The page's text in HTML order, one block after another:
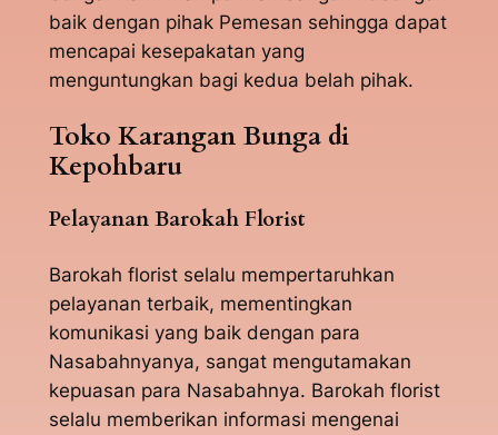
baik dengan pihak Pemesan sehingga dapat
mencapai kesepakatan yang
menguntungkan bagi kedua belah pihak.
Toko Karangan Bunga di
Kepohbaru
Pelayanan Barokah Florist
Barokah florist selalu mempertaruhkan
pelayanan terbaik, mementingkan
komunikasi yang baik dengan para
Nasabahnyanya, sangat mengutamakan
kepuasan para Nasabahnya. Barokah florist
selalu memberikan informasi mengenai